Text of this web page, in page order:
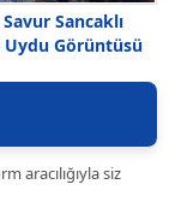
Sancaklı
Uydu Görüntüsü
aracılığıyla siz